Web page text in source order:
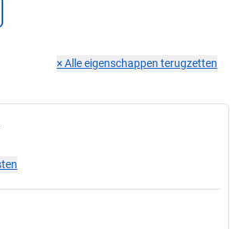
×Alle eigenschappen terugzetten